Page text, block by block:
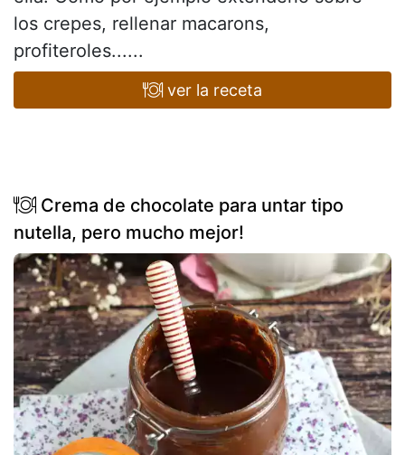
los crepes, rellenar macarons,
profiteroles......
ver la receta
Crema de chocolate para untar tipo
nutella, pero mucho mejor!